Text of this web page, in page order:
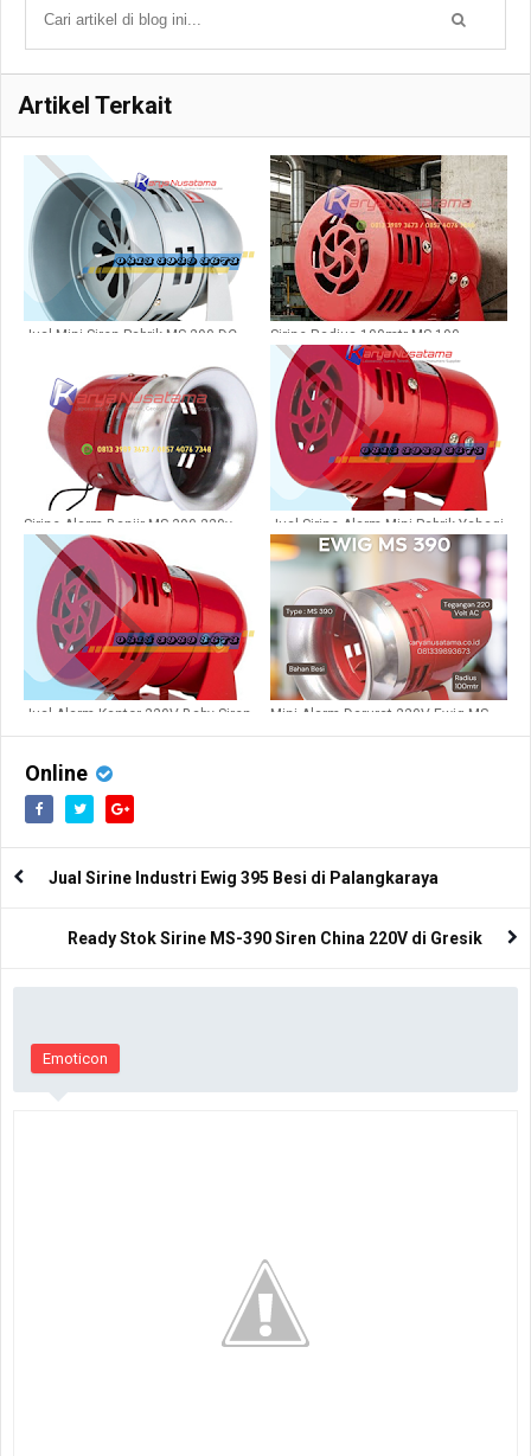
Artikel Terkait
Jual Mini Siren Pabrik MS 290 DC
Sirine Radius 100mtr MS 190
Kawasan Industri
Sirine Alarm Banjir MS 390 220v
Jual Sirine Alarm Mini Pabrik Yahagi
B36 di Garut
Jual Alarm Kantor 220V Baby Siren
Mini Alarm Darurat 220V Ewig MS
Online
Jual Sirine Industri Ewig 395 Besi di Palangkaraya
Ready Stok Sirine MS-390 Siren China 220V di Gresik
Emoticon